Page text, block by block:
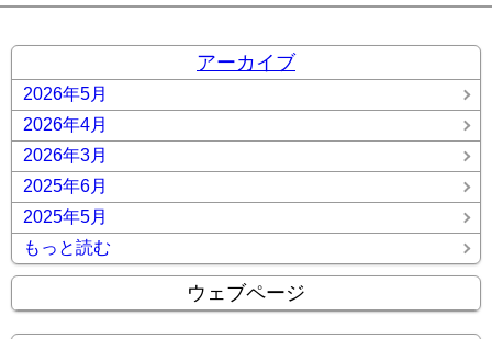
アーカイブ
2026年5月
2026年4月
2026年3月
2025年6月
2025年5月
もっと読む
ウェブページ